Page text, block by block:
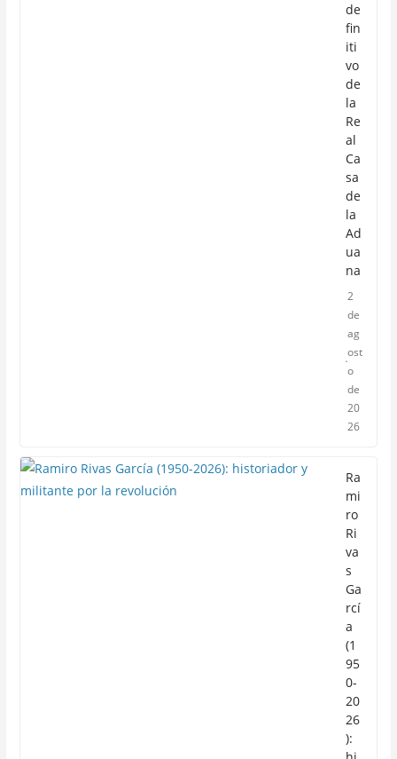
de
fin
iti
vo
de
la
Re
al
Ca
sa
de
la
Ad
ua
na
2
de
ag
ost
o
de
20
26
Ra
mi
ro
Ri
va
s
Ga
rcí
a
(1
95
0-
20
26
):